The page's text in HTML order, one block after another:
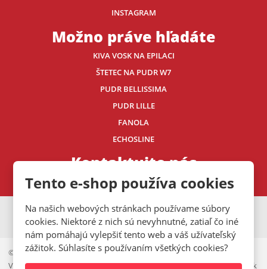
Tento e-shop používa cookies
Na našich webových stránkach používame súbory
cookies. Niektoré z nich sú nevyhnutné, zatiaľ čo iné
nám pomáhajú vylepšiť tento web a váš užívateľský
zážitok. Súhlasíte s používaním všetkých cookies?
INSTAGRAM
Možno práve hľadáte
KIVA VOSK NA EPILACI
ŠTETEC NA PUDR W7
PUDR BELLISSIMA
PUDR LILLE
FANOLA
ECHOSLINE
Kontaktujte nás
© 2026, Mystic.CZ s.r.o.
Vyhlásenie o prístupnosti|Ochrana osobných údajov|Mapa stránok
VISA MasterCard
Maestro